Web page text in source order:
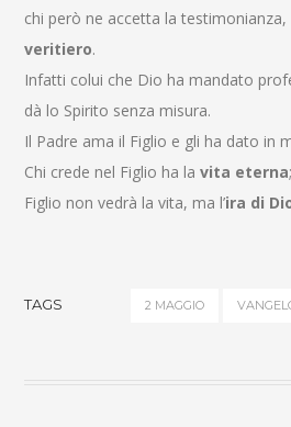
chi però ne accetta la testimonianza,
veritiero.
Infatti colui che Dio ha mandato
dà lo Spirito senza misura.
Il Padre ama il Figlio e gli ha dato in
Chi crede nel Figlio ha lavita eterna
Figlio non vedrà la vita, ma l’ira di
TAGS 2 MAGGIO